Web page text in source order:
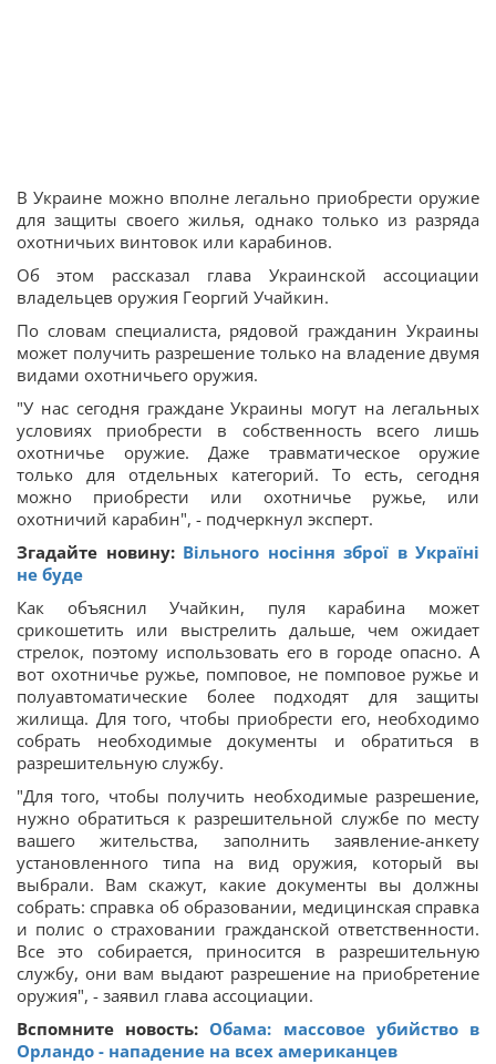
В Украине можно вполне легально приобрести оружие
для защиты своего жилья, однако только из разряда
охотничьих винтовок или карабинов.
Об этом рассказал глава Украинской ассоциации
владельцев оружия Георгий Учайкин.
По словам специалиста, рядовой гражданин Украины
может получить разрешение только на владение двумя
видами охотничьего оружия.
"У нас сегодня граждане Украины могут на легальных
условиях приобрести в собственность всего лишь
охотничье оружие. Даже травматическое оружие
только для отдельных категорий. То есть, сегодня
можно приобрести или охотничье ружье, или
охотничий карабин", - подчеркнул эксперт.
Згадайте новину: Вільного носіння зброї в Україні
не буде
Как объяснил Учайкин, пуля карабина может
срикошетить или выстрелить дальше, чем ожидает
стрелок, поэтому использовать его в городе опасно. А
вот охотничье ружье, помповое, не помповое ружье и
полуавтоматические более подходят для защиты
жилища. Для того, чтобы приобрести его, необходимо
собрать необходимые документы и обратиться в
разрешительную службу.
"Для того, чтобы получить необходимые разрешение,
нужно обратиться к разрешительной службе по месту
вашего жительства, заполнить заявление-анкету
установленного типа на вид оружия, который вы
выбрали. Вам скажут, какие документы вы должны
собрать: справка об образовании, медицинская справка
и полис о страховании гражданской ответственности.
Все это собирается, приносится в разрешительную
службу, они вам выдают разрешение на приобретение
оружия", - заявил глава ассоциации.
Вспомните новость: Обама: массовое убийство в
Орландо - нападение на всех американцев